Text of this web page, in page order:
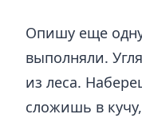
Опишу еще
выполняли.
из леса.
сложишь в